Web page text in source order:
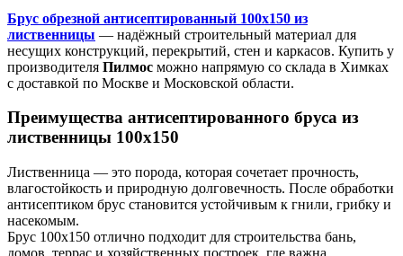
Брус обрезной антисептированный 100х150 из
лиственницы — надёжный строительный материал для
несущих конструкций, перекрытий, стен и каркасов. Купить у
производителя Пилмос можно напрямую со склада в Химках
с доставкой по Москве и Московской области.
Преимущества антисептированного бруса из
лиственницы 100х150
Лиственница — это порода, которая сочетает прочность,
влагостойкость и природную долговечность. После обработки
антисептиком брус становится устойчивым к гнили, грибку и
насекомым.
Брус 100х150 отлично подходит для строительства бань,